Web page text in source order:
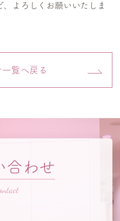
よろしくお願いいたしま
覧へ戻る
合わせ